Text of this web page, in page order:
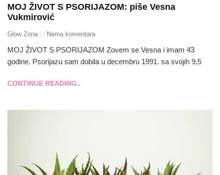
MOJ ŽIVOT S PSORIJAZOM: piše Vesna
Vukmirović
Glow Zona Nema komentara
MOJ ŽIVOT S PSORIJAZOM Zovem se Vesna i imam 43
godine. Psorijazu sam dobila u decembru 1991. sa svojih 9,5
CONTINUE READING..